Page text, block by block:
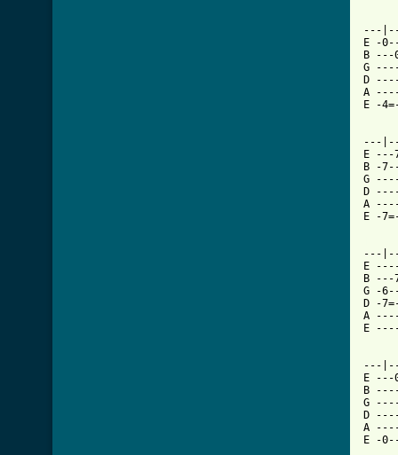
---
E -
B
G
D
A
E -
---
E
B -
G
D
A
E -
---
E
B
G -
D -
A
E
---
E
B
G
D
A
E -